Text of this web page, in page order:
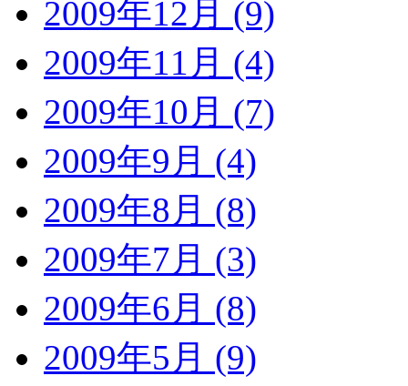
2009年12月 (9)
2009年11月 (4)
2009年10月 (7)
2009年9月 (4)
2009年8月 (8)
2009年7月 (3)
2009年6月 (8)
2009年5月 (9)